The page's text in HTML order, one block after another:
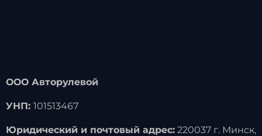
ООО Авторулевой
УНП: 101513467
Юридический и почтовый адрес:220037 г. Минск,